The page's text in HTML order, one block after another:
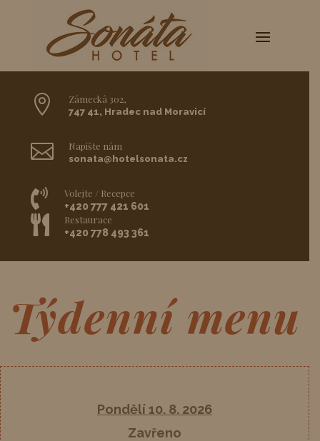
 Zámecká 302,
747 41, Hradec nad Moravicí
 Napište nám
sonata@hotelsonata.cz
 Volejte / Recepce
+420 777 421 601
 Restaurace
+420 778 493 361
Týdenní menu
Pondělí 10. 8. 2026
Zavřeno